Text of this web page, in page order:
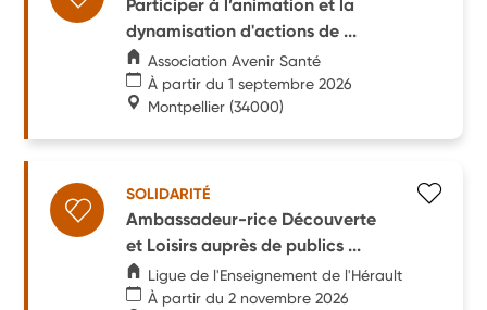
Participer à l’animation et la
dynamisation d'actions de ...
Association Avenir Santé
À partir du 1 septembre 2026
Montpellier (34000)
SOLIDARITÉ
Ambassadeur-rice Découverte
et Loisirs auprès de publics ...
Ligue de l'Enseignement de l'Hérault
À partir du 2 novembre 2026